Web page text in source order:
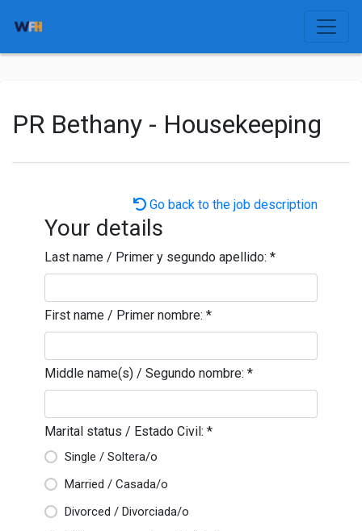
PR Bethany - Housekeeping
Go back to the job description
Your details
Last name / Primer y segundo apellido: *
First name / Primer nombre: *
Middle name(s) / Segundo nombre: *
Marital status / Estado Civil: *
Single / Soltera/o
Married / Casada/o
Divorced / Divorciada/o